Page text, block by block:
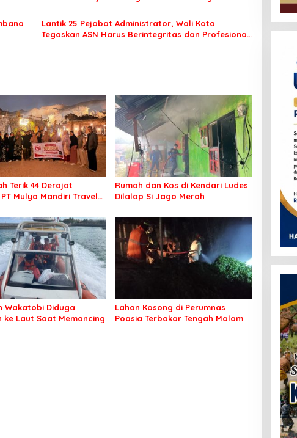
Lantik 25 Pejabat Administrator, Wali Kota
Tegaskan ASN Harus Berintegritas dan Profesional
Terik 44 Derajat
PT Mulya Mandiri Travel
Nyaman Beribadah
Rumah dan Kos di Kendari Ludes
Dilalap Si Jago Merah
Wakatobi Diduga
ke Laut Saat Memancing
Lahan Kosong di Perumnas
Poasia Terbakar Tengah Malam